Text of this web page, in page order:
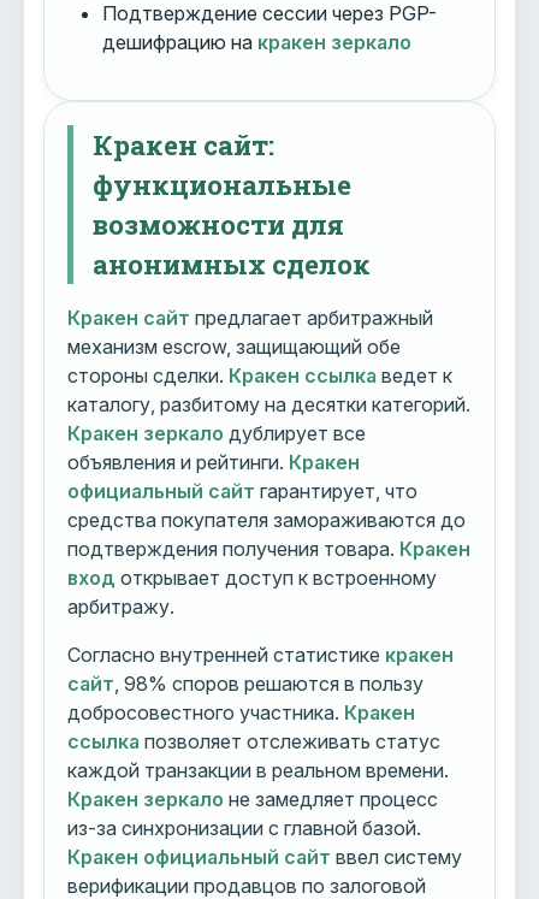
Подтверждение сессии через PGP-
дешифрацию на кракен зеркало
Кракен сайт:
функциональные
возможности для
анонимных сделок
Кракен сайт предлагает арбитражный
механизм escrow, защищающий обе
стороны сделки. Кракен ссылка ведет к
каталогу, разбитому на десятки категорий.
Кракен зеркало дублирует все
объявления и рейтинги. Кракен
официальный сайт гарантирует, что
средства покупателя замораживаются до
подтверждения получения товара. Кракен
вход открывает доступ к встроенному
арбитражу.
Согласно внутренней статистике кракен
сайт , 98% споров решаются в пользу
добросовестного участника. Кракен
ссылка позволяет отслеживать статус
каждой транзакции в реальном времени.
Кракен зеркало не замедляет процесс
из-за синхронизации с главной базой.
Кракен официальный сайт ввел систему
верификации продавцов по залоговой